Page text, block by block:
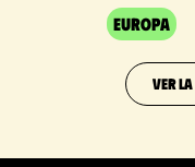
Europa
VER